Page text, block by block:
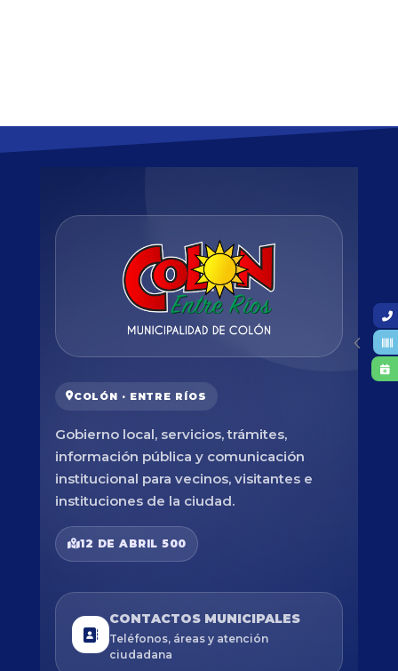
COLÓN · ENTRE RÍOS
Gobierno local, servicios, trámites,
información pública y comunicación
institucional para vecinos, visitantes e
instituciones de la ciudad.
12 DE ABRIL 500
CONTACTOS MUNICIPALES
Teléfonos, áreas y atención
ciudadana